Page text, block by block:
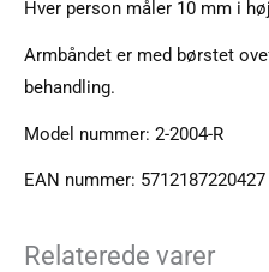
Hver person måler 10 mm i
Armbåndet er med børstet
behandling.
Model nummer: 2-2004-R
EAN nummer: 5712187220427
Relaterede varer